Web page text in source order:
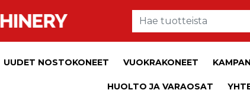
UUDET NOSTOKONEET VUOKRAKONEET
HUOLTO JA VARAOSAT